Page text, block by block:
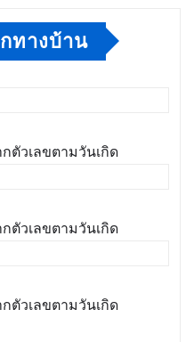
ทางบ้าน
ตัวเลขตามวันเกิด
ตัวเลขตามวันเกิด
ตัวเลขตามวันเกิด